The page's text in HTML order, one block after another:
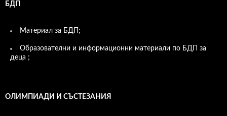
БДП
Материал за БДП;
Образователни и информационни материали по БДП за
деца ;
ОЛИМПИАДИ И СЪСТЕЗАНИЯ